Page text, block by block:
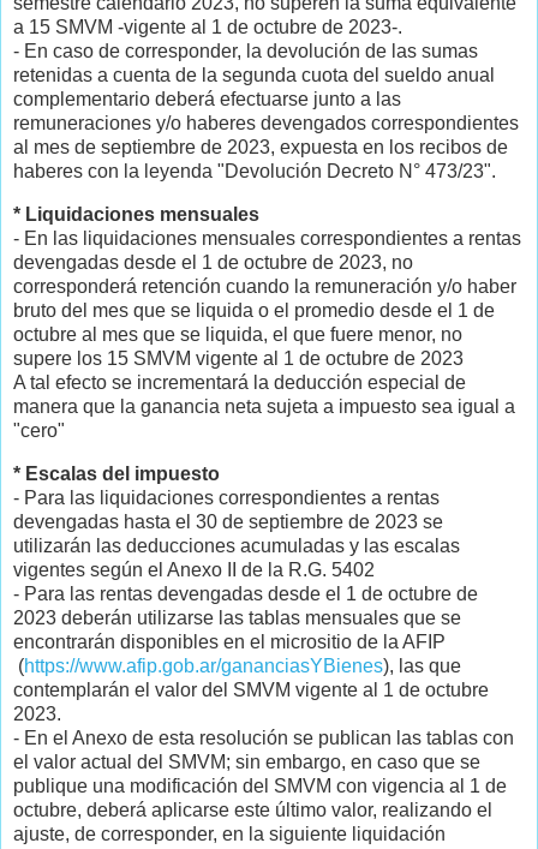
a 15 SMVM -vigente al 1 de octubre de 2023-.
- En caso de corresponder, la devolución de las sumas
retenidas a cuenta de la segunda cuota del sueldo anual
complementario deberá efectuarse junto a las
remuneraciones y/o haberes devengados correspondientes
al mes de septiembre de 2023, expuesta en los recibos de
haberes con la leyenda "Devolución Decreto N° 473/23".
* Liquidaciones mensuales
- En las liquidaciones mensuales correspondientes a rentas
devengadas desde el 1 de octubre de 2023, no
corresponderá retención cuando la remuneración y/o haber
bruto del mes que se liquida o el promedio desde el 1 de
octubre al mes que se liquida, el que fuere menor, no
supere los 15 SMVM vigente al 1 de octubre de 2023
A tal efecto se incrementará la deducción especial de
manera que la ganancia neta sujeta a impuesto sea igual a
"cero"
* Escalas del impuesto
- Para las liquidaciones correspondientes a rentas
devengadas hasta el 30 de septiembre de 2023 se
utilizarán las deducciones acumuladas y las escalas
vigentes según el Anexo II de la R.G. 5402
- Para las rentas devengadas desde el 1 de octubre de
2023 deberán utilizarse las tablas mensuales que se
encontrarán disponibles en el micrositio de la AFIP
(https://www.afip.gob.ar/gananciasYBienes), las que
contemplarán el valor del SMVM vigente al 1 de octubre
2023.
- En el Anexo de esta resolución se publican las tablas con
el valor actual del SMVM; sin embargo, en caso que se
publique una modificación del SMVM con vigencia al 1 de
octubre, deberá aplicarse este último valor, realizando el
ajuste, de corresponder, en la siguiente liquidación